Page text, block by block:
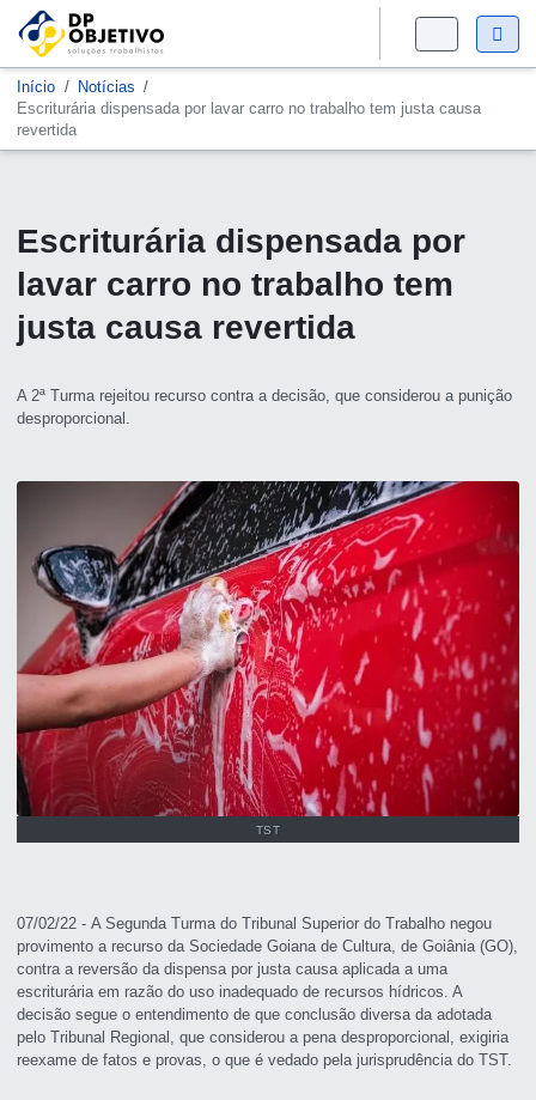
Início
Notícias
Escriturária dispensada por lavar carro no trabalho tem justa causa
revertida
Escriturária dispensada por
lavar carro no trabalho tem
justa causa revertida
A 2ª Turma rejeitou recurso contra a decisão, que considerou a punição
desproporcional.
TST
07/02/22 - A Segunda Turma do Tribunal Superior do Trabalho negou
provimento a recurso da Sociedade Goiana de Cultura, de Goiânia (GO),
contra a reversão da dispensa por justa causa aplicada a uma
escriturária em razão do uso inadequado de recursos hídricos. A
decisão segue o entendimento de que conclusão diversa da adotada
pelo Tribunal Regional, que considerou a pena desproporcional, exigiria
reexame de fatos e provas, o que é vedado pela jurisprudência do TST.